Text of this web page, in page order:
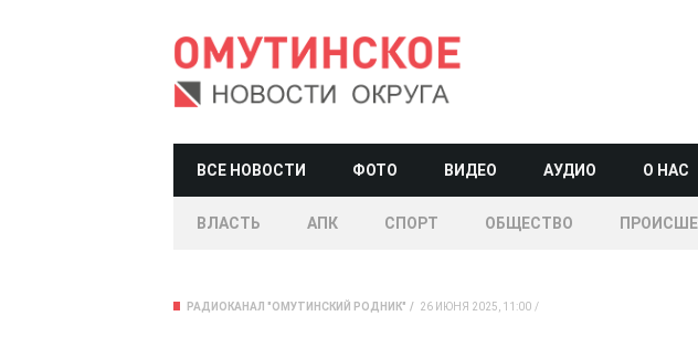
ВСЕ НОВОСТИ ФОТО ВИДЕО АУДИО О НАС
ВЛАСТЬ АПК СПОРТ ОБЩЕСТВО
РАДИОКАНАЛ "ОМУТИНСКИЙ РОДНИК" 26 ИЮНЯ 2025, 11:00